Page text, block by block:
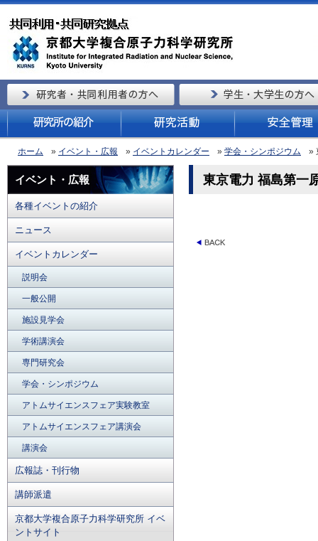
ホーム » イベント・広報 » イベントカレンダー » 学会・シンポジウム »
イベント・広報
各種イベントの紹介
ニュース
イベントカレンダー
説明会
一般公開
施設見学会
学術講演会
専門研究会
学会・シンポジウム
アトムサイエンスフェア実験教室
アトムサイエンスフェア講演会
講演会
広報誌・刊行物
講師派遣
京都大学複合原子力科学研究所 イベ
ントサイト
東京電力 福島第一